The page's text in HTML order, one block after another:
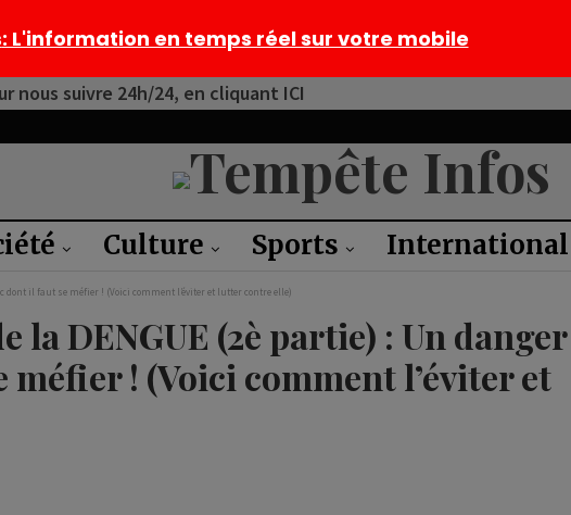
nous suivre 24h/24, en cliquant ICI
Culture Sports International
dont il faut se méfier ! (Voici comment l’éviter et lutter contre elle)
la DENGUE (2è partie) : Un danger
! (Voici comment l’éviter et
: L'information en temps réel sur votre mobile